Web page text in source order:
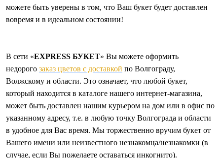
можете быть уверены в том, что Ваш букет будет доставлен
вовремя и в идеальном состоянии!
В сети «EXPRESS БУКЕТ» Вы можете оформить
недорого заказ цветов с доставкой по Волгограду,
Волжскому и области. Это означает, что любой букет,
который находится в каталоге нашего интернет-магазина,
может быть доставлен нашим курьером на дом или в офис по
указанному адресу, т.е. в любую точку Волгограда и области
в удобное для Вас время. Мы торжественно вручим букет от
Вашего имени или неизвестного незнакомца/незнакомки (в
случае, если Вы пожелаете оставаться инкогнито).